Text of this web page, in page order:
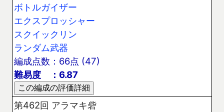
ボトルガイザー
エクスプロッシャー
スクイックリン
ランダム武器
編成点数：66点 (47)
難易度 ：6.87
第462回 アラマキ砦